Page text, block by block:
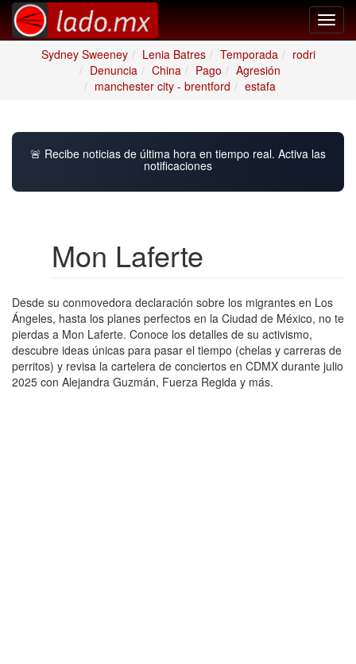
Sydney Sweeney
Lenia Batres Temporada
rodri
Denuncia
China Pago
Agresión
manchester city - brentford
estafa
🚨 Recibe noticias de última hora en tiempo real. Activa las
notificaciones
Mon Laferte
Desde su conmovedora declaración sobre los migrantes en Los
Ángeles, hasta los planes perfectos en la Ciudad de México, no te
pierdas a Mon Laferte. Conoce los detalles de su activismo,
descubre ideas únicas para pasar el tiempo (chelas y carreras de
perritos) y revisa la cartelera de conciertos en CDMX durante julio
2025 con Alejandra Guzmán, Fuerza Regida y más.